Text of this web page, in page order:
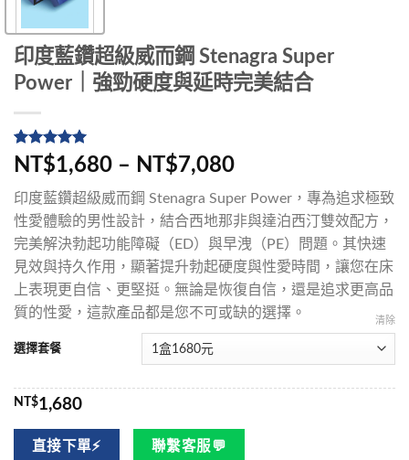
印度藍鑽超級威而鋼 Stenagra Super
Power｜強勁硬度與延時完美結合
評分5/
5，已有
5
位
顧客進行評
分
NT$1,680 – NT$7,080
印度藍鑽超級威而鋼 Stenagra Super Power，專為追求極致
性愛體驗的男性設計，結合西地那非與達泊西汀雙效配方，
完美解決勃起功能障礙（ED）與早洩（PE）問題。其快速
見效與持久作用，顯著提升勃起硬度與性愛時間，讓您在床
上表現更自信、更堅挺。無論是恢復自信，還是追求更高品
質的性愛，這款產品都是您不可或缺的選擇。
選擇套餐
清除
NT$1,680
直接下單⚡ 聯繫客服💬